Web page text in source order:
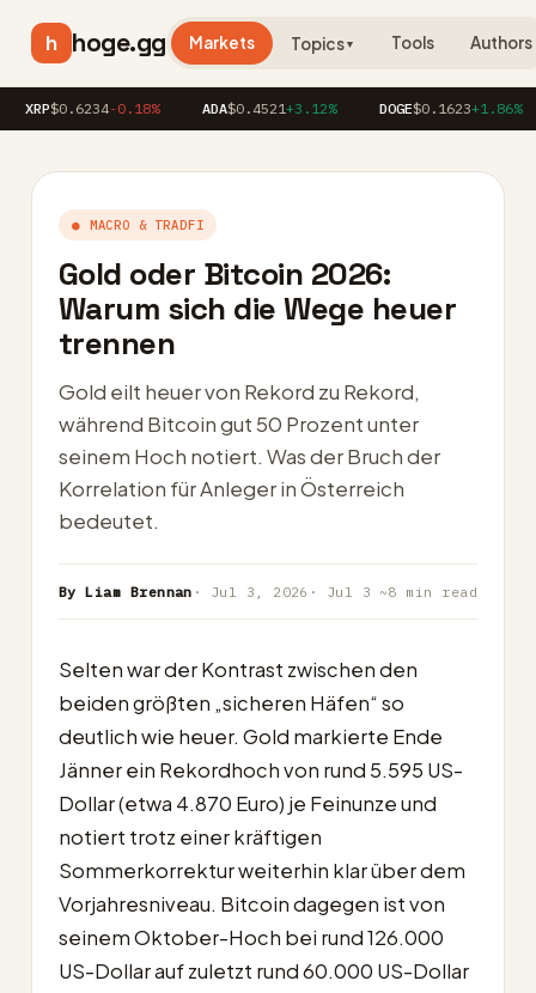
h hoge.gg Markets Topics▼ Tools Authors
$0.6234-0.18% ADA $0.4521+3.12% DOGE $0.1623+1.86%
● MACRO & TRADFI
Gold oder Bitcoin 2026:
Warum sich die Wege heuer
trennen
Gold eilt heuer von Rekord zu Rekord,
während Bitcoin gut 50 Prozent unter
seinem Hoch notiert. Was der Bruch der
Korrelation für Anleger in Österreich
bedeutet.
By Liam Brennan · Jul 3, 2026 · Jul 3 ~8 min read
Selten war der Kontrast zwischen den
beiden größten „sicheren Häfen“ so
deutlich wie heuer. Gold markierte Ende
Jänner ein Rekordhoch von rund 5.595 US-
Dollar (etwa 4.870 Euro) je Feinunze und
notiert trotz einer kräftigen
Sommerkorrektur weiterhin klar über dem
Vorjahresniveau. Bitcoin dagegen ist von
seinem Oktober-Hoch bei rund 126.000
US-Dollar auf zuletzt rund 60.000 US-Dollar